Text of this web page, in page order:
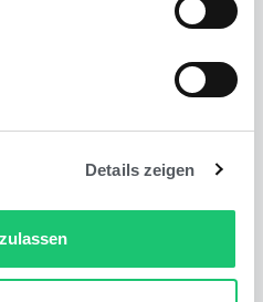
Details zeigen
Kosten 2022: Kosten,
Buchhaltung:
»